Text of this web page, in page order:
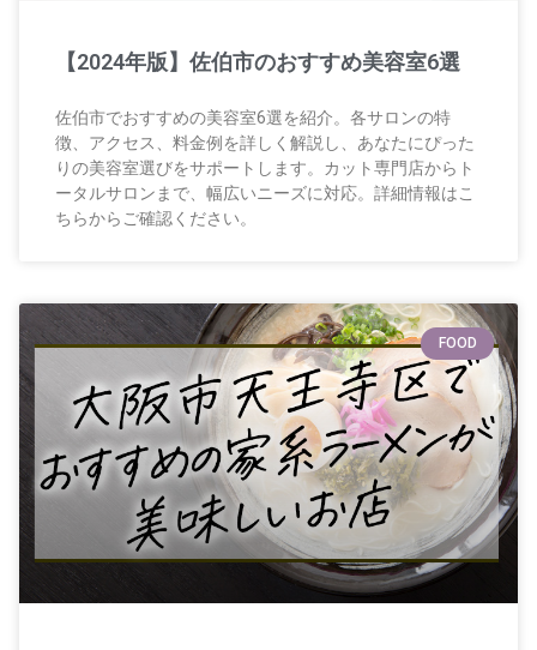
【2024年版】佐伯市のおすすめ美容室6選
佐伯市でおすすめの美容室6選を紹介。各サロンの特
徴、アクセス、料金例を詳しく解説し、あなたにぴった
りの美容室選びをサポートします。カット専門店からト
ータルサロンまで、幅広いニーズに対応。詳細情報はこ
ちらからご確認ください。
FOOD